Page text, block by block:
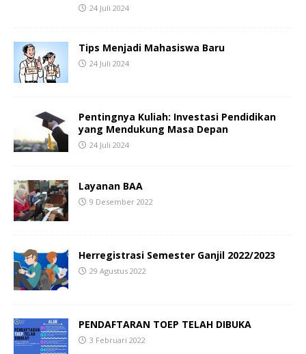
24 Juli 2024
Tips Menjadi Mahasiswa Baru
24 Juli 2024
Pentingnya Kuliah: Investasi Pendidikan
yang Mendukung Masa Depan
24 Juli 2024
Layanan BAA
9 Desember 2022
Herregistrasi Semester Ganjil 2022/2023
29 Agustus 2022
PENDAFTARAN TOEP TELAH DIBUKA
3 Februari 2022